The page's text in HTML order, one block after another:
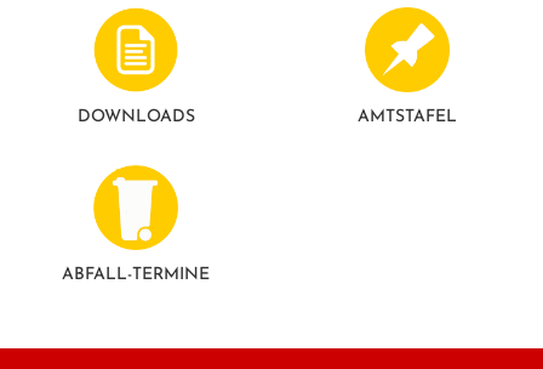
DOWNLOADS AMTSTAFEL
ABFALL-TERMINE